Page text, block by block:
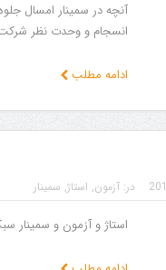
آنچه در سمينار امسال
انسجام و وحدت نظر شركت
ادامه مطلب
در:آزمون, استاژ, سمینار
استاژ و آزمون و سمینار